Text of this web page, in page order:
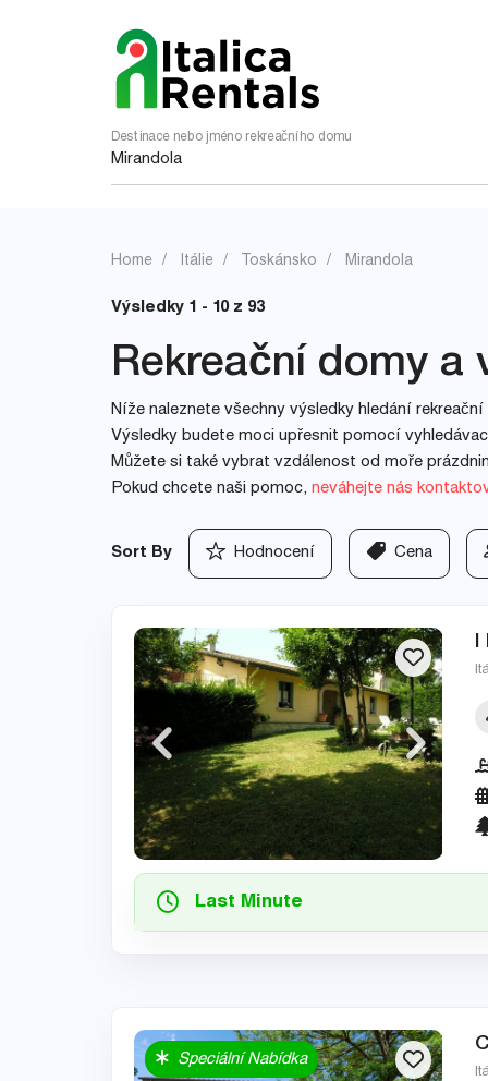
Destinace nebo jméno rekreačního domu
Home Itálie Toskánsko Mirandola
Výsledky 1 - 10 z 93
Rekreační domy a
Níže naleznete všechny výsledky hledání
Výsledky budete moci upřesnit pomocí
Můžete si také vybrat vzdálenost od moře
Pokud chcete naši pomoc, neváhejte nás
Sort By Hodnocení Cena
I
Last Minute
Speciální Nabídka